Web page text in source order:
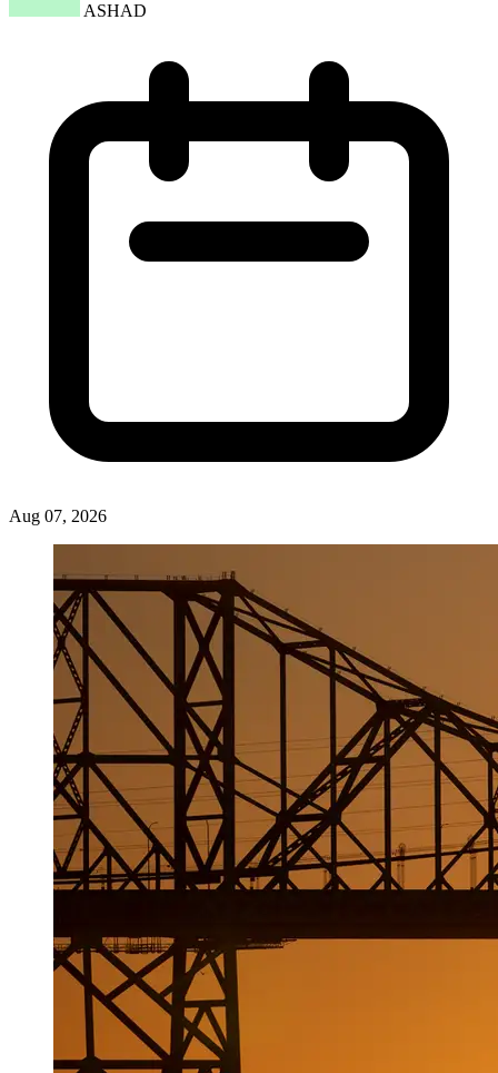
ASHAD
Aug 07, 2026